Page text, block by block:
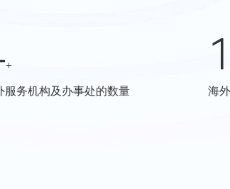
+
服务机构及办事处的数量 海